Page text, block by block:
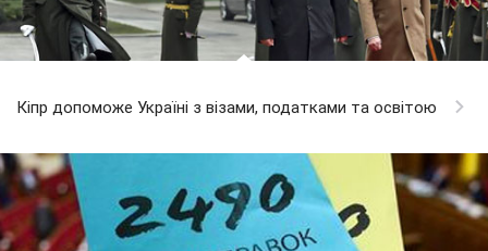
Кіпр допоможе Україні з візами, податками та освітою